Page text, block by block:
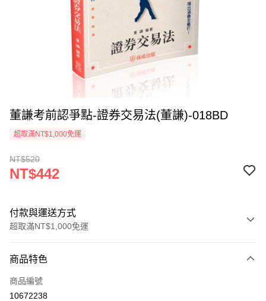
董謙考前認爭點-證券交易法(董謙)-018BD
超取滿NT$1,000免運
NT$520
NT$442
付款與運送方式
超取滿NT$1,000免運
信用卡一次付款
超商取貨付款
商品特色
商品編號
10672238